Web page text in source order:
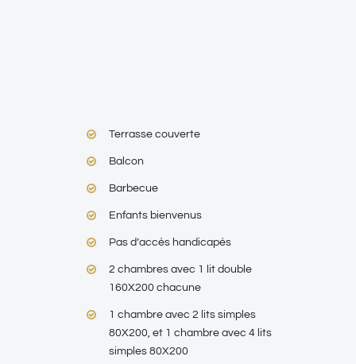
Terrasse couverte
Balcon
Barbecue
Enfants bienvenus
Pas d’accès handicapés
2 chambres avec 1 lit double
160X200 chacune
1 chambre avec 2 lits simples
80X200, et 1 chambre avec 4 lits
simples 80X200